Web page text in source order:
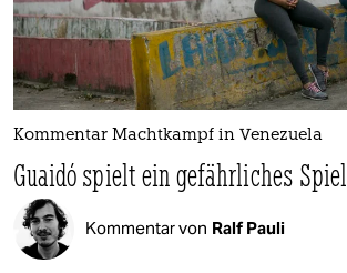
Kommentar Machtkampf in Venezuela
Guaidó spielt ein gefährliches Spiel
Kommentar von Ralf Pauli